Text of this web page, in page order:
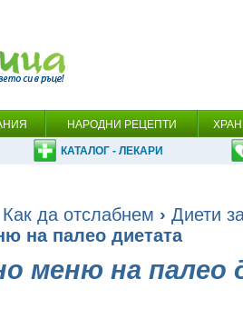
НАРОДНИ РЕЦЕПТИ
КАТАЛОГ - ЛЕКАРИ
Как да отслабнем › Диети
на палео диетата
меню на палео